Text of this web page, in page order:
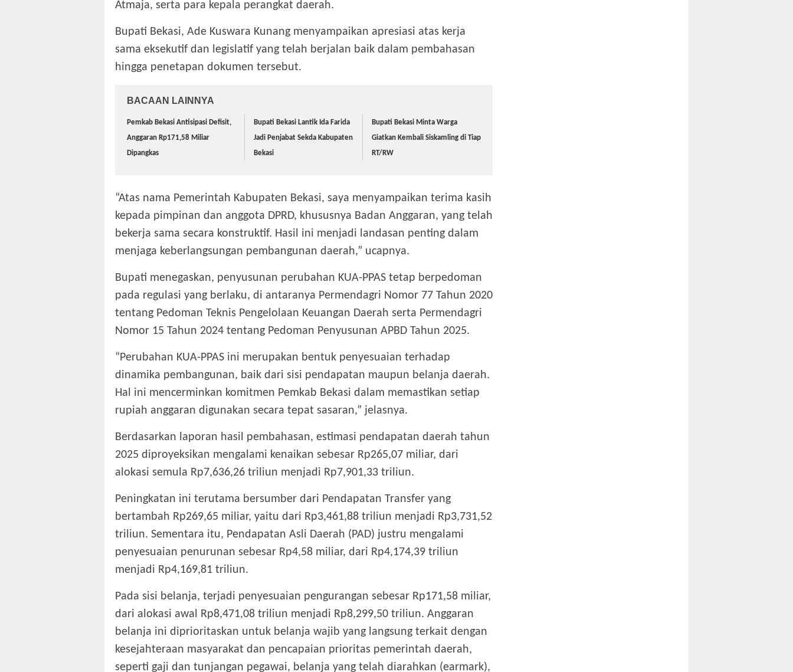
Atmaja, serta para kepala perangkat daerah.
‎Bupati Bekasi, Ade Kuswara Kunang menyampaikan apresiasi atas kerja
sama eksekutif dan legislatif yang telah berjalan baik dalam pembahasan
hingga penetapan dokumen tersebut.
BACAAN LAINNYA
Pemkab Bekasi Antisipasi Defisit,
Anggaran Rp171,58 Miliar
Dipangkas
Bupati Bekasi Lantik Ida Farida
Jadi Penjabat Sekda Kabupaten
Bekasi
Bupati Bekasi Minta Warga
Giatkan Kembali Siskamling di Tiap
RT/RW
‎“Atas nama Pemerintah Kabupaten Bekasi, saya menyampaikan terima kasih
kepada pimpinan dan anggota DPRD, khususnya Badan Anggaran, yang telah
bekerja sama secara konstruktif. Hasil ini menjadi landasan penting dalam
menjaga keberlangsungan pembangunan daerah,” ucapnya.
‎Bupati menegaskan, penyusunan perubahan KUA-PPAS tetap berpedoman
pada regulasi yang berlaku, di antaranya Permendagri Nomor 77 Tahun 2020
tentang Pedoman Teknis Pengelolaan Keuangan Daerah serta Permendagri
Nomor 15 Tahun 2024 tentang Pedoman Penyusunan APBD Tahun 2025.
‎“Perubahan KUA-PPAS ini merupakan bentuk penyesuaian terhadap
dinamika pembangunan, baik dari sisi pendapatan maupun belanja daerah.
Hal ini mencerminkan komitmen Pemkab Bekasi dalam memastikan setiap
rupiah anggaran digunakan secara tepat sasaran,” jelasnya.
‎Berdasarkan laporan hasil pembahasan, estimasi pendapatan daerah tahun
2025 diproyeksikan mengalami kenaikan sebesar Rp265,07 miliar, dari
alokasi semula Rp7,636,26 triliun menjadi Rp7,901,33 triliun.
Peningkatan ini terutama bersumber dari Pendapatan Transfer yang
bertambah Rp269,65 miliar, yaitu dari Rp3,461,88 triliun menjadi Rp3,731,52
triliun. Sementara itu, Pendapatan Asli Daerah (PAD) justru mengalami
penyesuaian penurunan sebesar Rp4,58 miliar, dari Rp4,174,39 triliun
menjadi Rp4,169,81 triliun.
‎Pada sisi belanja, terjadi penyesuaian pengurangan sebesar Rp171,58 miliar,
dari alokasi awal Rp8,471,08 triliun menjadi Rp8,299,50 triliun. Anggaran
belanja ini diprioritaskan untuk belanja wajib yang langsung terkait dengan
kesejahteraan masyarakat dan pencapaian prioritas pemerintah daerah,
seperti gaji dan tunjangan pegawai, belanja yang telah diarahkan (earmark),